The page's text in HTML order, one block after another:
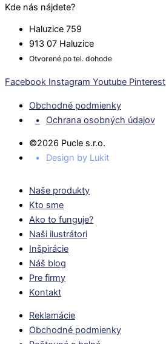
Kde nás nájdete?
Haluzice 759
913 07 Haluzice
Otvorené po tel. dohode
Facebook Instagram Youtube Pinterest
Obchodné podmienky
Ochrana osobných údajov
©2026 Pucle s.r.o.
Design by Lukit
Naše produkty
Kto sme
Ako to funguje?
Naši ilustrátori
Inšpirácie
Náš blog
Pre firmy
Kontakt
Reklamácie
Obchodné podmienky